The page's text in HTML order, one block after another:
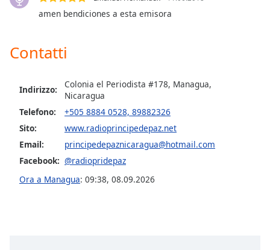
Escape
will
window.
Color
amen bendiciones a esta emisora
Contatti
Indirizzo:
Colonia el Periodista #178, Managua,
Nicaragua
Telefono:
+505 8884 0528, 89882326
Sito:
www.radioprincipedepaz.net
Email:
principedepaznicaragua@hotmail.com
Facebook: @radiopridepaz
Ora a Managua: 09:38, 08.09.2026